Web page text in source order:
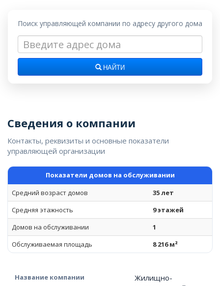
Поиск управляющей компании по адресу другого дома
НАЙТИ
Сведения о компании
Контакты, реквизиты и основные показатели
управляющей организации
Показатели домов на обслуживании
Средний возраст домов
35 лет
Средняя этажность
9 этажей
Домов на обслуживании
1
Обслуживаемая площадь
8 216 м²
Название компании
Жилищно-